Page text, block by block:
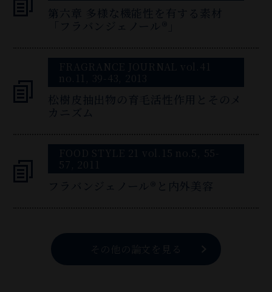
第六章 多様な機能性を有する素材
「フラバンジェノール®」
FRAGRANCE JOURNAL vol.41
no.11, 39-43, 2013
松樹皮抽出物の育毛活性作用とそのメ
カニズム
FOOD STYLE 21 vol.15 no.5, 55-
57, 2011
フラバンジェノール®と内外美容
その他の論文を見る